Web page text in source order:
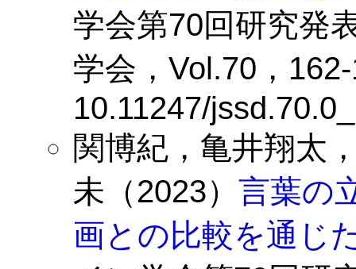
学会第70回研究発
学会，Vol.70，
10.11247/
関博紀，亀井翔太
未（2023） 言葉の
画との比較を通じ